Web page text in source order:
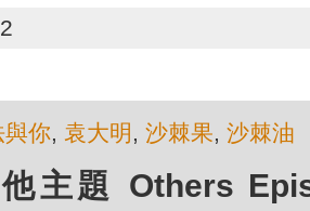
與你, 袁大明 , 沙棘果, 沙棘油
主題 Others